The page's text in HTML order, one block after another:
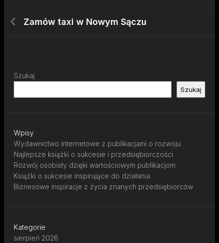
Zamów taxi w Nowym Sączu
Szukaj
Szukaj
Wpisy
Wydawnictwo internetowe z publikacjami o rozwoju
Najlepsze książki o sukcesie i przedsiębiorczości
Rozwój osobisty dzięki wartościowym publikacjom
Książki o sukcesie inspirujące do działania
Biznesowe inspiracje z życia znanych przedsiębiorców
Kategorie
sierpień 2026